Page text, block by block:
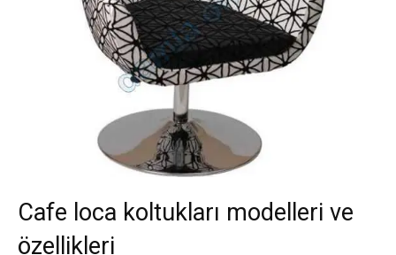
Cafe loca koltukları modelleri ve
özellikleri